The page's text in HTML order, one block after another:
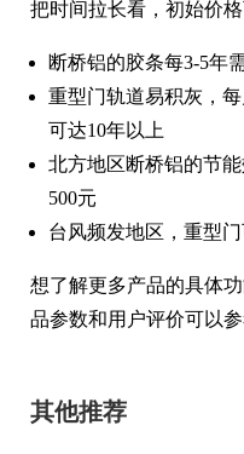
把时间拉长看，初始价
断桥铝的胶条每3-5年
重型门轨道易积灰，
可达10年以上
北方地区断桥铝的节
500元
台风频发地区，重型
想了解更多产品的具体
品参数和用户评价可以
其他推荐